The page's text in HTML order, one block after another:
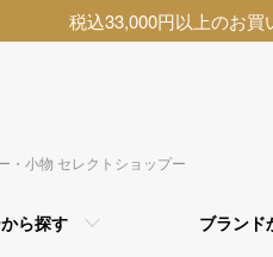
税込33,000円以上のお買
・小物 セレクトショップー
ら探す ブランド